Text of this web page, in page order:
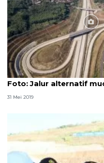
Foto
Foto: Jalur alternatif
31 Mei 2019